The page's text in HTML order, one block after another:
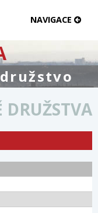
NAVIGACE
DRUŽSTVA